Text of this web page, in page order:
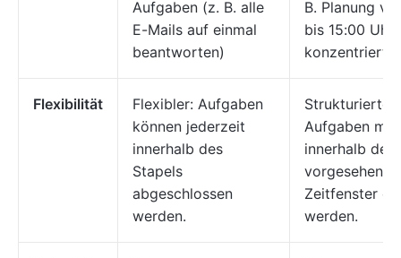
Aufgaben (z. B. alle
E-Mails auf einmal
beantworten)
B. Planung
bis 15:00 Uhr
konzentrierte
Flexibilität
Flexibler: Aufgaben
können jederzeit
innerhalb des
Stapels
abgeschlossen
werden.
Strukturierter:
Aufgaben
innerhalb der
vorgesehenen
Zeitfenster
werden.